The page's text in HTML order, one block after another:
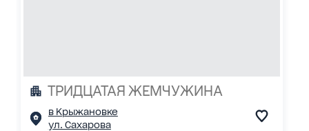
ТРИДЦАТАЯ ЖЕМЧУЖИНА
в Крыжановке
ул. Сахарова